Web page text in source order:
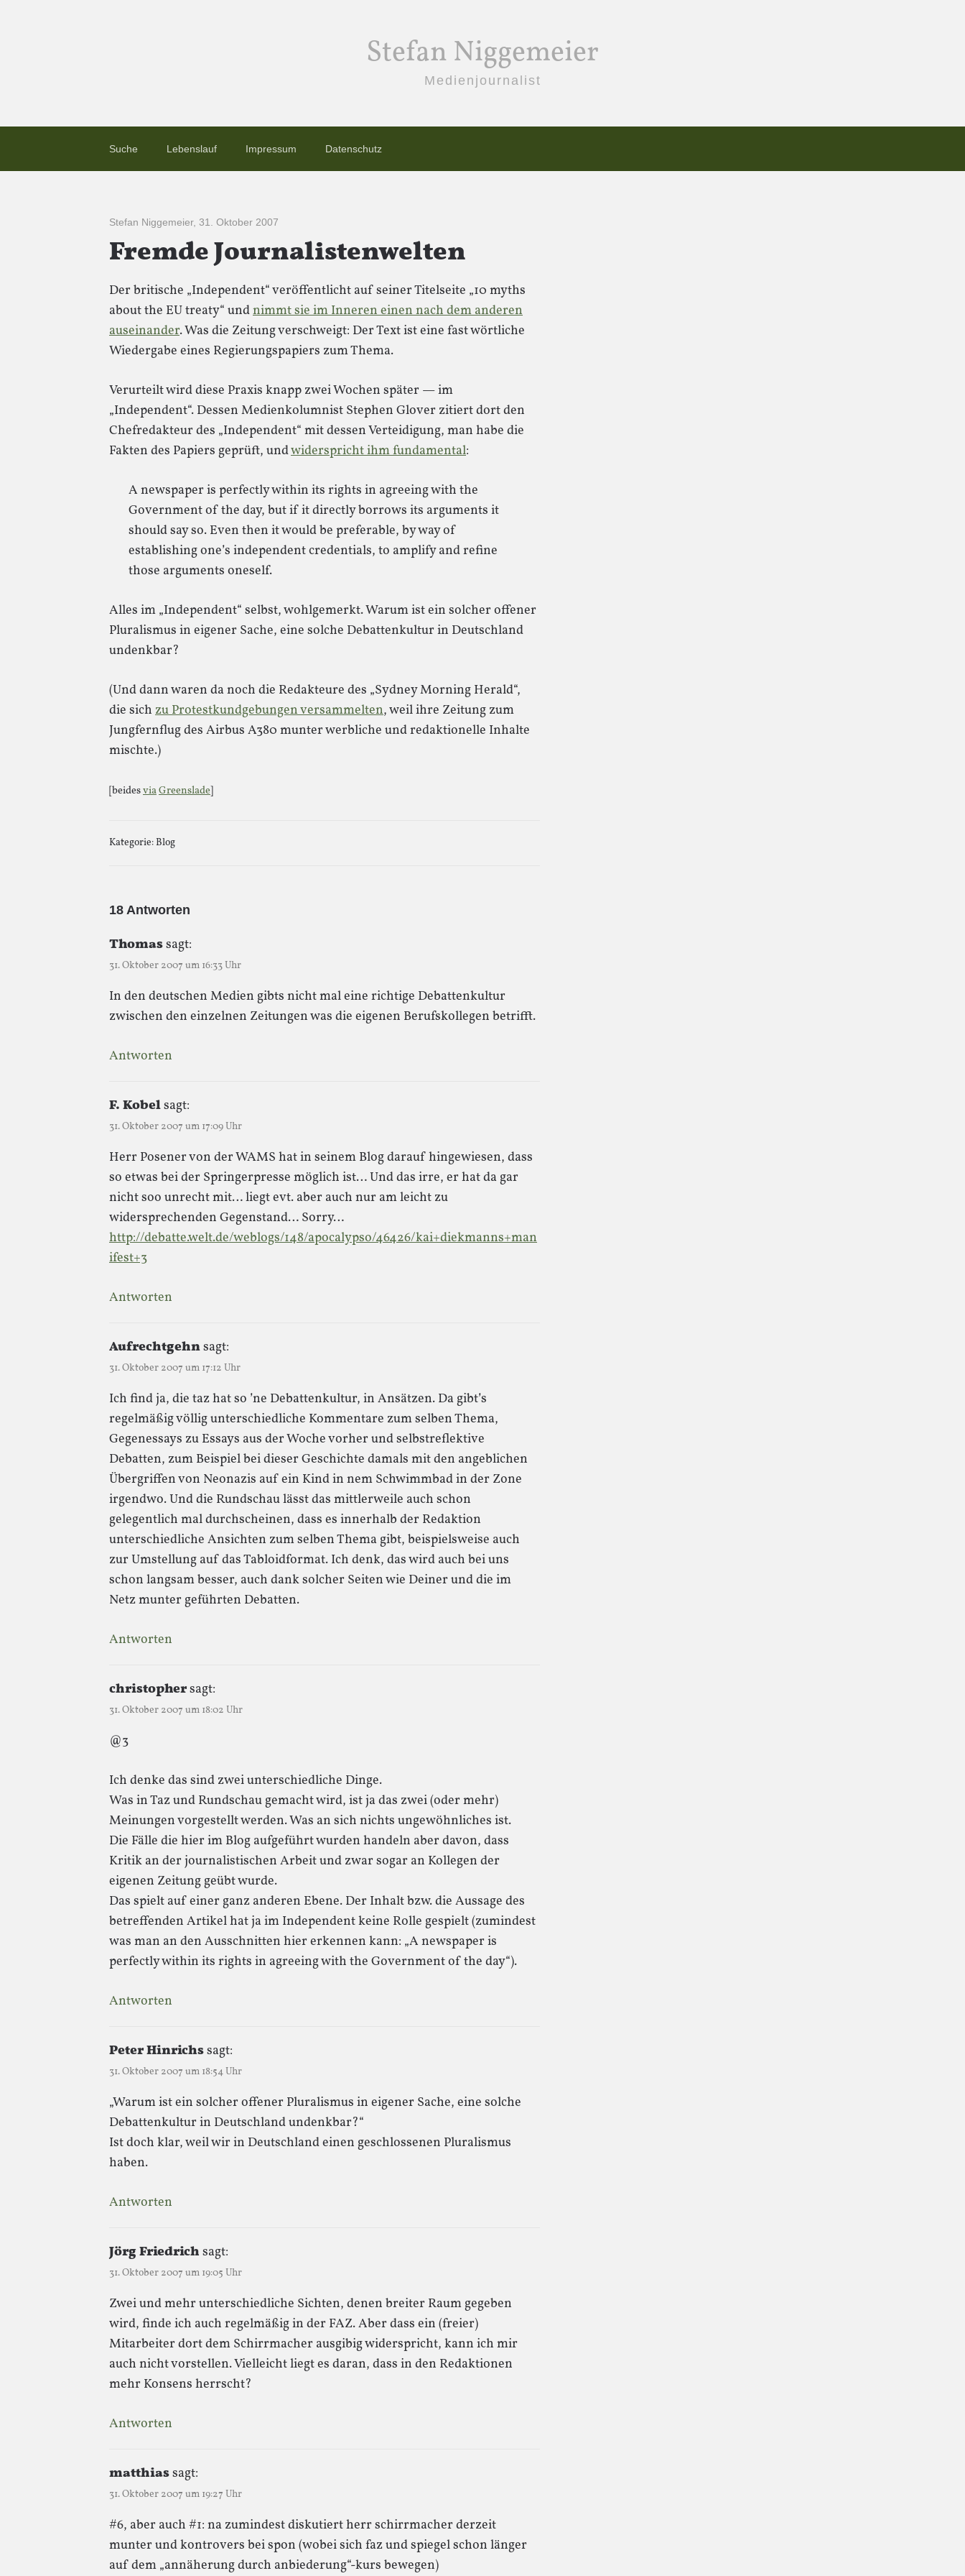
Stefan Niggemeier
Medienjournalist
Suche Lebenslauf Impressum Datenschutz
Stefan Niggemeier, 31. Oktober 2007
Fremde Journalistenwelten
Der britische „Independent“ veröffentlicht auf seiner Titelseite „10 myths
about the EU treaty“ undnimmt sie im Inneren einen nach dem anderen
auseinander. Was die Zeitung verschweigt: Der Text ist eine fast wörtliche
Wiedergabe eines Regierungspapiers zum Thema.
Verurteilt wird diese Praxis knapp zwei Wochen später — im
„Independent“. Dessen Medienkolumnist Stephen Glover zitiert dort den
Chefredakteur des „Independent“ mit dessen Verteidigung, man habe die
Fakten des Papiers geprüft, undwiderspricht ihm fundamental:
A newspaper is perfectly within its rights in agreeing with the
Government of the day, but if it directly borrows its arguments it
should say so. Even then it would be preferable, by way of
establishing one’s independent credentials, to amplify and refine
those arguments oneself.
Alles im „Independent“ selbst, wohlgemerkt. Warum ist ein solcher offener
Pluralismus in eigener Sache, eine solche Debattenkultur in Deutschland
undenkbar?
(Und dann waren da noch die Redakteure des „Sydney Morning Herald“,
die sich zu Protestkundgebungen versammelten, weil ihre Zeitung zum
Jungfernflug des Airbus A380 munter werbliche und redaktionelle Inhalte
mischte.)
[beidesviaGreenslade]
Kategorie:Blog
18 Antworten
Thomassagt:
31. Oktober 2007 um 16:33 Uhr
In den deutschen Medien gibts nicht mal eine richtige Debattenkultur
zwischen den einzelnen Zeitungen was die eigenen Berufskollegen betrifft.
Antworten
F. Kobelsagt:
31. Oktober 2007 um 17:09 Uhr
Herr Posener von der WAMS hat in seinem Blog darauf hingewiesen, dass
so etwas bei der Springerpresse möglich ist… Und das irre, er hat da gar
nicht soo unrecht mit… liegt evt. aber auch nur am leicht zu
widersprechenden Gegenstand… Sorry…
http://debatte.welt.de/weblogs/148/apocalypso/46426/kai+diekmanns+man
ifest+3
Antworten
Aufrechtgehnsagt:
31. Oktober 2007 um 17:12 Uhr
Ich find ja, die taz hat so ’ne Debattenkultur, in Ansätzen. Da gibt’s
regelmäßig völlig unterschiedliche Kommentare zum selben Thema,
Gegenessays zu Essays aus der Woche vorher und selbstreflektive
Debatten, zum Beispiel bei dieser Geschichte damals mit den angeblichen
Übergriffen von Neonazis auf ein Kind in nem Schwimmbad in der Zone
irgendwo. Und die Rundschau lässt das mittlerweile auch schon
gelegentlich mal durchscheinen, dass es innerhalb der Redaktion
unterschiedliche Ansichten zum selben Thema gibt, beispielsweise auch
zur Umstellung auf das Tabloidformat. Ich denk, das wird auch bei uns
schon langsam besser, auch dank solcher Seiten wie Deiner und die im
Netz munter geführten Debatten.
Antworten
christophersagt:
31. Oktober 2007 um 18:02 Uhr
@3
Ich denke das sind zwei unterschiedliche Dinge.
Was in Taz und Rundschau gemacht wird, ist ja das zwei (oder mehr)
Meinungen vorgestellt werden. Was an sich nichts ungewöhnliches ist.
Die Fälle die hier im Blog aufgeführt wurden handeln aber davon, dass
Kritik an der journalistischen Arbeit und zwar sogar an Kollegen der
eigenen Zeitung geübt wurde.
Das spielt auf einer ganz anderen Ebene. Der Inhalt bzw. die Aussage des
betreffenden Artikel hat ja im Independent keine Rolle gespielt (zumindest
was man an den Ausschnitten hier erkennen kann: „A newspaper is
perfectly within its rights in agreeing with the Government of the day“).
Antworten
Peter Hinrichssagt:
31. Oktober 2007 um 18:54 Uhr
„Warum ist ein solcher offener Pluralismus in eigener Sache, eine solche
Debattenkultur in Deutschland undenkbar?“
Ist doch klar, weil wir in Deutschland einen geschlossenen Pluralismus
haben.
Antworten
Jörg Friedrich sagt:
31. Oktober 2007 um 19:05 Uhr
Zwei und mehr unterschiedliche Sichten, denen breiter Raum gegeben
wird, finde ich auch regelmäßig in der FAZ. Aber dass ein (freier)
Mitarbeiter dort dem Schirrmacher ausgibig widerspricht, kann ich mir
auch nicht vorstellen. Vielleicht liegt es daran, dass in den Redaktionen
mehr Konsens herrscht?
Antworten
matthiassagt:
31. Oktober 2007 um 19:27 Uhr
#6, aber auch #1: na zumindest diskutiert herr schirrmacher derzeit
munter und kontrovers bei spon (wobei sich faz und spiegel schon länger
auf dem „annäherung durch anbiederung“-kurs bewegen)